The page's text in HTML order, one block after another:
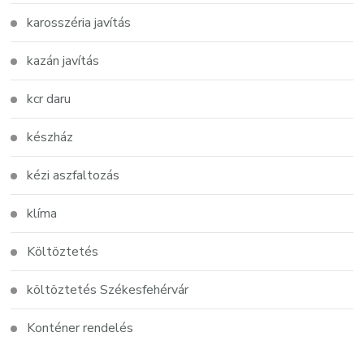
karosszéria javítás
kazán javítás
kcr daru
készház
kézi aszfaltozás
klíma
Költöztetés
költöztetés Székesfehérvár
Konténer rendelés